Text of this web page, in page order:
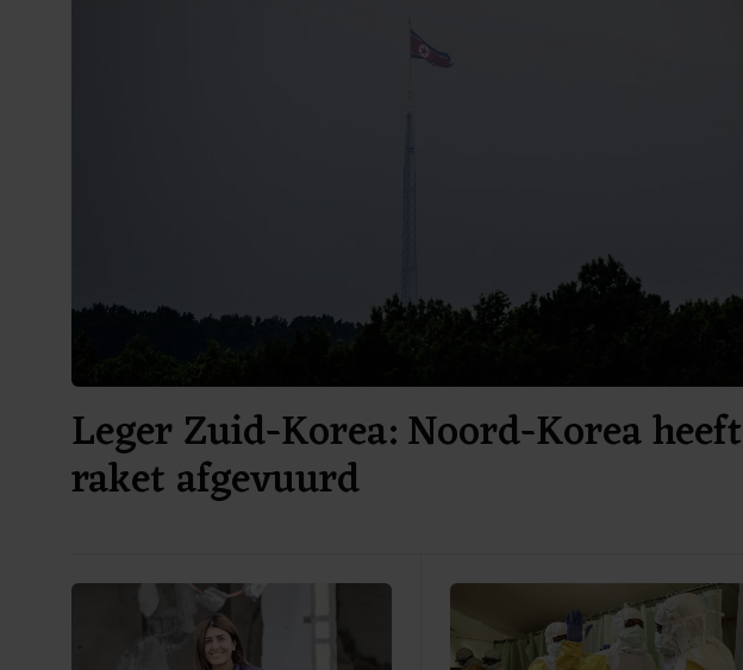
Leger Zuid-Korea: Noord-Korea heeft
raket afgevuurd